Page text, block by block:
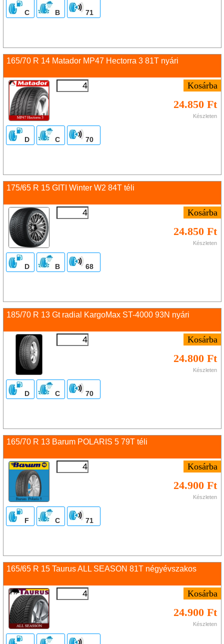
C B 71
165/70 R 14 Matador MP47 Hectorra 3 81T nyári
24.850 Ft
Készleten
D C 70
175/65 R 15 GITI Winter W2 84T téli
24.850 Ft
Készleten
D B 68
185/70 R 13 Gt radial KargoMax ST-4000 93N nyári
24.800 Ft
Készleten
D C 70
165/70 R 13 Barum POLARIS 5 79T téli
24.900 Ft
Készleten
F C 71
165/65 R 15 Taurus ALL SEASON 81T négyévszakos
24.900 Ft
Készleten